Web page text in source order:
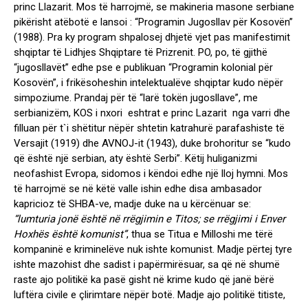
princ Llazarit. Mos të harrojmë, se makineria masone serbiane
pikërisht atëbotë e lansoi : “Programin Jugosllav për Kosovën”
(1988). Pra ky program shpalosej dhjetë vjet pas manifestimit
shqiptar të Lidhjes Shqiptare të Prizrenit. PO, po, të gjithë
“jugosllavët” edhe pse e publikuan “Programin kolonial për
Kosovën”, i frikësoheshin intelektualëve shqiptar kudo nëpër
simpoziume. Prandaj për të “larë tokën jugosllave”, me
serbianizëm, KOS i nxori eshtrat e princ Lazarit nga varri dhe
filluan për t`i shëtitur nëpër shtetin katrahurë parafashiste të
Versajit (1919) dhe AVNOJ-it (1943), duke brohoritur se “kudo
që është një serbian, aty është Serbi”. Këtij huliganizmi
neofashist Evropa, sidomos i këndoi edhe një lloj hymni. Mos
të harrojmë se në këtë valle ishin edhe disa ambasador
kapricioz të SHBA-ve, madje duke na u kërcënuar se:
“lumturia jonë është në rrëgjimin e Titos; se rrëgjimi i Enver
Hoxhës është komunist”, thua se Titua e Milloshi me tërë
kompaninë e kriminelëve nuk ishte komunist. Madje përtej tyre
ishte mazohist dhe sadist i papërmirësuar, sa që në shumë
raste ajo politikë ka pasë gisht në krime kudo që janë bërë
luftëra civile e çlirimtare nëpër botë. Madje ajo politikë titiste,